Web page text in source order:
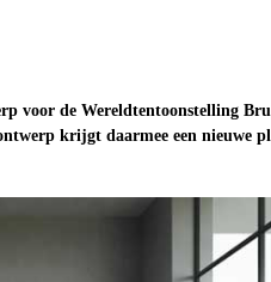
voor de Wereldtentoonstelling
krijgt daarmee een nieuwe